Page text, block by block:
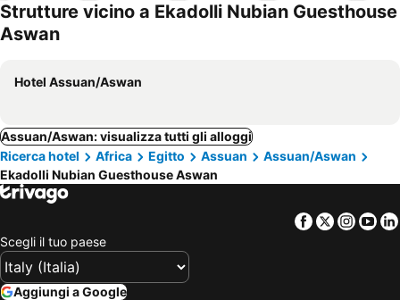
Strutture vicino a Ekadolli Nubian Guesthouse
Aswan
Hotel Assuan/Aswan
Assuan/Aswan: visualizza tutti gli alloggi
Ricerca hotel
Africa Egitto Assuan
Assuan/Aswan
Ekadolli Nubian Guesthouse Aswan
Facebook
Twitter
Scegli il tuo paese
Aggiungi a Google